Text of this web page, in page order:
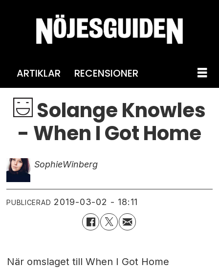
ARTIKLAR RECENSIONER
Solange Knowles
- When I Got Home
SophieWinberg
PUBLICERAD 2019-03-02 - 18:11
När omslaget till When I Got Home